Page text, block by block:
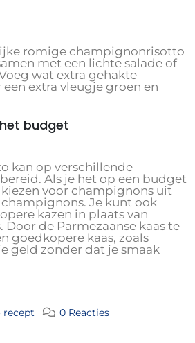
romige champignonrisotto
met een lichte salade of
wat extra gehakte
extra vleugje groen en
budget
kan op verschillende
Als je het op een budget
voor champignons uit
Je kunt ook
kazen in plaats van
Door de Parmezaanse kaas te
goedkopere kaas, zoals
geld zonder dat je smaak
recept 0 Reacties